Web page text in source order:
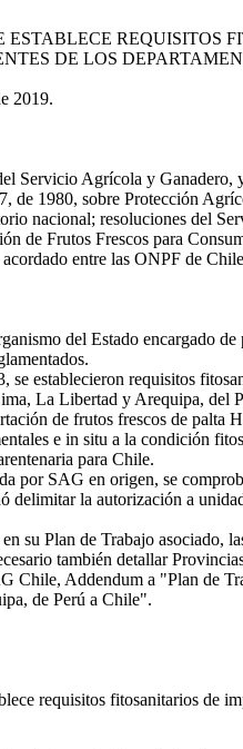
ESTABLECE REQUISITOS
DE LOS
2019.
Servicio Agrícola y Ganadero,
de 1980, sobre Protección
nacional; resoluciones del
de Frutos Frescos para
entre las ONPF de
del Estado encargado
establecieron requisitos
La Libertad y Arequipa, del
de frutos frescos de palta
e in situ a la condición
para Chile.
por SAG en origen, se
delimitar la autorización a
su Plan de Trabajo asociado,
también detallar
Chile, Addendum a "Plan de
de Perú a Chile".
requisitos fitosanitarios de